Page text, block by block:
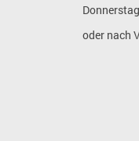
Donnerstag
oder nach